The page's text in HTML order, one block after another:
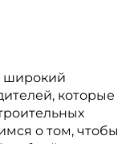
широкий
которые
о том, чтобы